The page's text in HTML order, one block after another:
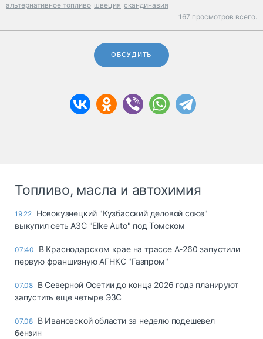
альтернативное топливо швеция скандинавия
167 просмотров всего.
ОБСУДИТЬ
Топливо, масла и автохимия
19:22 Новокузнецкий "Кузбасский деловой союз"
выкупил сеть АЗС "Elke Auto" под Томском
07:40
В Краснодарском крае на трассе А-260 запустили
первую франшизную АГНКС "Газпром"
07.08 В Северной Осетии до конца 2026 года планируют
запустить еще четыре ЭЗС
07.08 В Ивановской области за неделю подешевел
бензин